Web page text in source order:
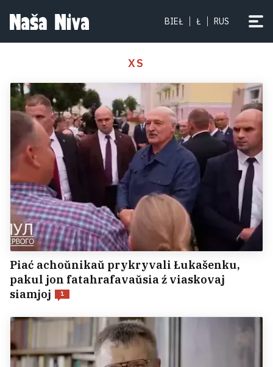
BIEŁ Ł RUS
XS
Piać achoŭnikaŭ prykryvali Łukašenku,
pakul jon fatahrafavaŭsia ź viaskovaj
siamjoj
1